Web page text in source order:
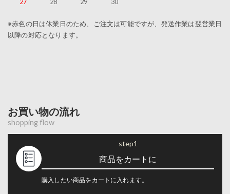
27
28 29 30
※赤色の日は休業日のため、ご注文は可能ですが、発送作業は翌営業日
以降の対応となります。
お買い物の流れ
shopping flow
step1
商品をカートに
購入したい商品をカートに入れます。